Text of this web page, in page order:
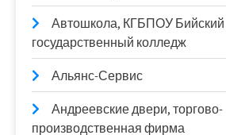
Автошкола, КГБПОУ Бийский
государственный колледж
Альянс-Сервис
Андреевские двери, торгово-
производственная фирма